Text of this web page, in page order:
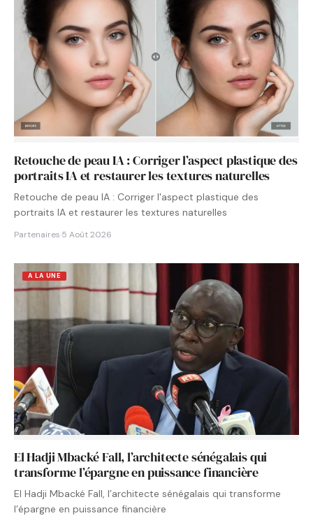
Retouche de peau IA : Corriger l’aspect plastique des
portraits IA et restaurer les textures naturelles
Retouche de peau IA : Corriger l'aspect plastique des
portraits IA et restaurer les textures naturelles
Partenaires·5 Août 2026
A LA UNE
El Hadji Mbacké Fall, l’architecte sénégalais qui
transforme l’épargne en puissance financière
El Hadji Mbacké Fall, l’architecte sénégalais qui transforme
l’épargne en puissance financière